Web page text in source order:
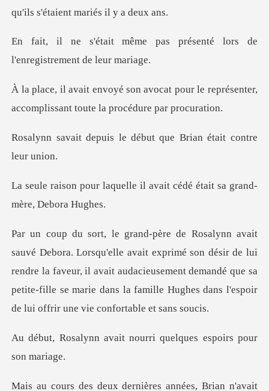
pas présenté lors de
l'enr
at pour le représenter,
accomplissan
le début que Brian ét
lle il avait cédé était sa
son désir de lui
rendre la faveur, il avait audacieusement demandé que sa
petite-fille se m
it nourri quelques esp